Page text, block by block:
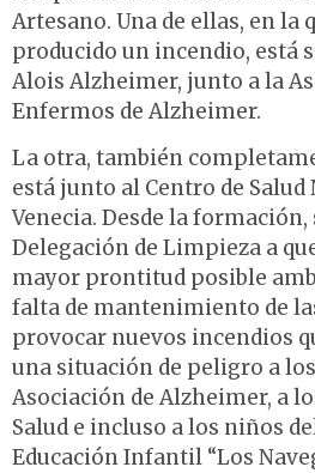
Artesano. Una de ellas, en la
producido un incendio, está
Alois Alzheimer, junto a la
Enfermos de Alzheimer.
La otra, también
está junto al Centro de Salud
Venecia. Desde la formación,
Delegación de Limpieza a
mayor prontitud posible
falta de mantenimiento de
provocar nuevos incendios
una situación de peligro a
Asociación de Alzheimer, a
Salud e incluso a los niños
Educación Infantil “Los